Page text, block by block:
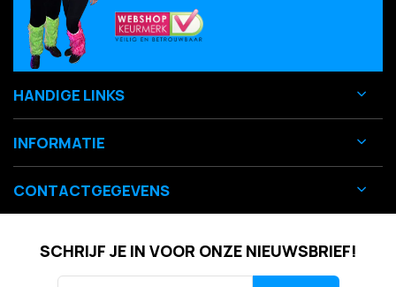
HANDIGE LINKS
INFORMATIE
CONTACTGEGEVENS
SCHRIJF JE IN VOOR ONZE NIEUWSBRIEF!